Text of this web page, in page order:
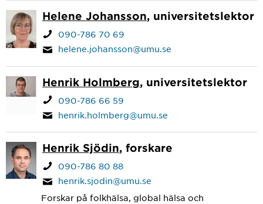
Helene Johansson, universitetslektor
090-786 70 69
helene.johansson@umu.se
Henrik Holmberg, universitetslektor
090-786 66 59
henrik.holmberg@umu.se
Henrik Sjödin, forskare
090-786 80 88
henrik.sjodin@umu.se
Forskar på folkhälsa, global hälsa och